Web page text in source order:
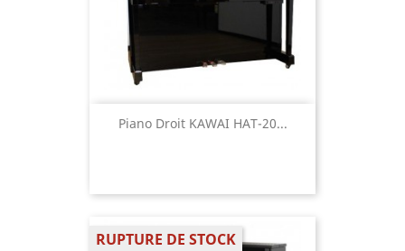
Piano Droit KAWAI HAT-20...
RUPTURE DE STOCK